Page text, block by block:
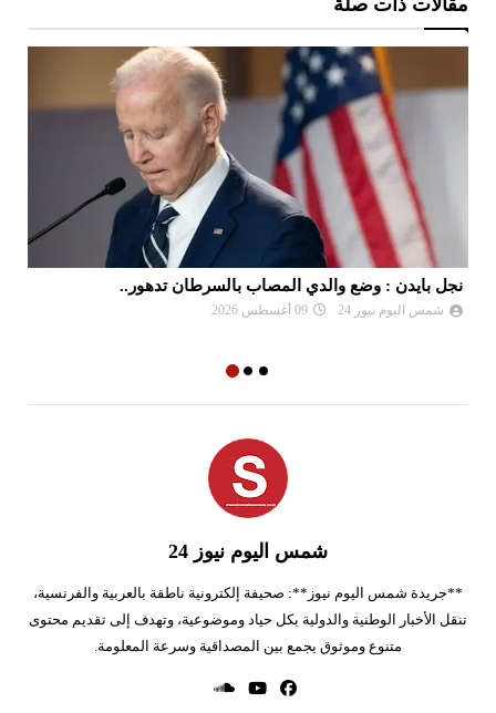
مقالات ذات صلة
نجل بايدن : وضع والدي المصاب بالسرطان تدهور..
شمس اليوم نيوز 24 09 أغسطس 2026
شمس اليوم نيوز 24
**جريدة شمس اليوم نيوز**: صحيفة إلكترونية ناطقة بالعربية والفرنسية،
تنقل الأخبار الوطنية والدولية بكل حياد وموضوعية، وتهدف إلى تقديم محتوى
متنوع وموثوق يجمع بين المصداقية وسرعة المعلومة.